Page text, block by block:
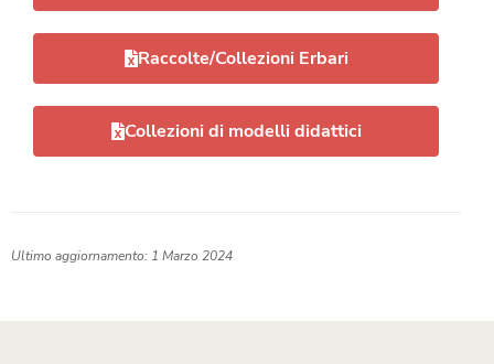
Raccolte/Collezioni Erbari
Collezioni di modelli didattici
Ultimo aggiornamento: 1 Marzo 2024